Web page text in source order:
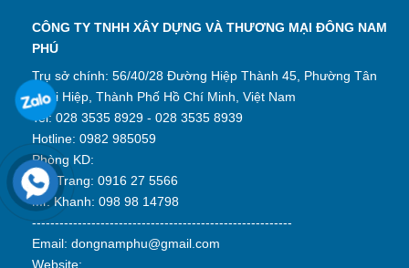
CÔNG TY TNHH XÂY DỰNG VÀ THƯƠNG MẠI ĐÔNG NAM
PHÚ
Trụ sở chính: 56/40/28 Đường Hiệp Thành 45, Phường Tân
Thới Hiệp, Thành Phố Hồ Chí Minh, Việt Nam
Tel: 028 3535 8929 - 028 3535 8939
Hotline: 0982 985059
Phòng KD:
Ms. Trang: 0916 27 5566
Mr. Khanh: 098 98 14798
---------------------------------------------------------
Email: dongnamphu@gmail.com
Website: